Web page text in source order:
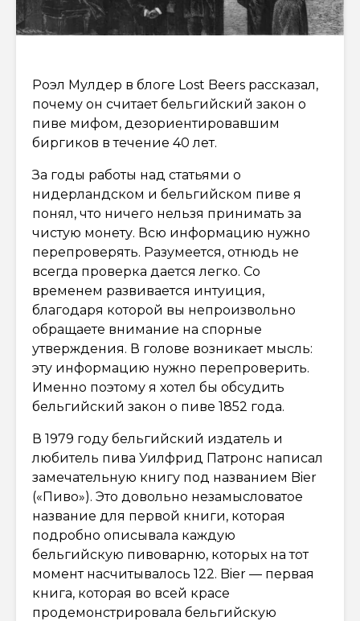
Роэл Мулдер в блоге Lost Beers рассказал,
почему он считает бельгийский закон о
пиве мифом, дезориентировавшим
биргиков в течение 40 лет.
За годы работы над статьями о
нидерландском и бельгийском пиве я
понял, что ничего нельзя принимать за
чистую монету. Всю информацию нужно
перепроверять. Разумеется, отнюдь не
всегда проверка дается легко. Со
временем развивается интуиция,
благодаря которой вы непроизвольно
обращаете внимание на спорные
утверждения. В голове возникает мысль:
эту информацию нужно перепроверить.
Именно поэтому я хотел бы обсудить
бельгийский закон о пиве 1852 года.
В 1979 году бельгийский издатель и
любитель пива Уилфрид Патронс написал
замечательную книгу под названием Bier
(«Пиво»). Это довольно незамысловатое
название для первой книги, которая
подробно описывала каждую
бельгийскую пивоварню, которых на тот
момент насчитывалось 122. Bier — первая
книга, которая во всей красе
продемонстрировала бельгийскую